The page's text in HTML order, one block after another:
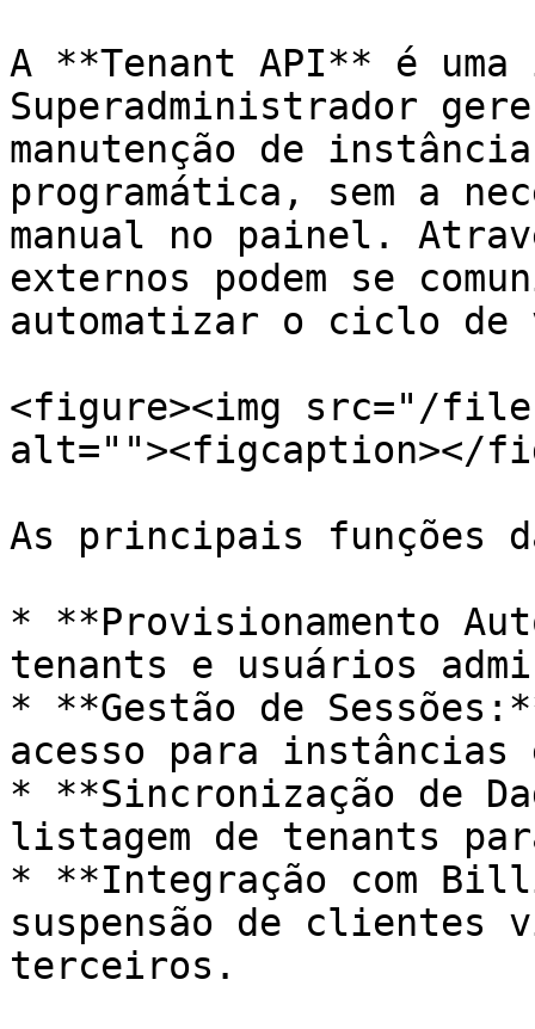
A **Tenant API** é
Superadministrador
manutenção de
programática, sem a
manual no painel.
externos podem se
automatizar o ciclo
<figure><img src="/files/
alt=""><figcaption></
As principais funções
* **Provisionamento
tenants e usuários
* **Gestão de
acesso para
* **Sincronização de
listagem de tenants
* **Integração com
suspensão de clientes
terceiros.